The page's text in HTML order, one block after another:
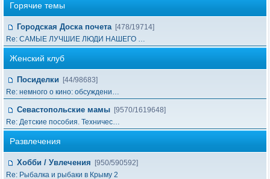
Горячие темы
Городская Доска почета [478/19714]
Re: САМЫЕ ЛУЧШИЕ ЛЮДИ НАШЕГО …
Женский клуб
Посиделки
[44/98683]
Re: немного о кино: обсуждени…
Севастопольские мамы [9570/1619648]
Re: Детские пособия. Техничес…
Развлечения
Хобби / Увлечения
[950/590592]
Re: Рыбалка и рыбаки в Крыму 2